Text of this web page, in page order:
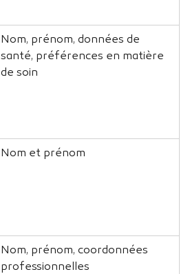
Nom, prénom, données de
santé, préférences en matière
de soin
Nom et prénom
Nom, prénom, coordonnées
professionnelles